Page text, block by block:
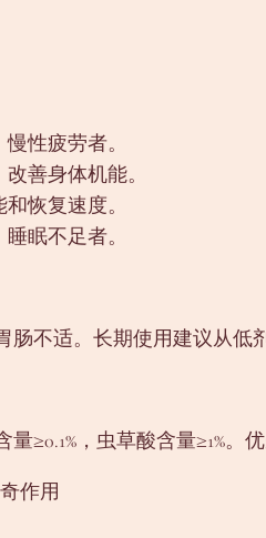
性疲劳者。
善身体机能。
恢复速度。
眠不足者。
不适。长期使用建议从低
≥0.1%，虫草酸含量≥1%。
作用